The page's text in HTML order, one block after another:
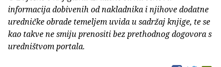
informacija dobivenih od nakladnika i njihove dodatne
uredničke obrade temeljem uvida u sadržaj knjige, te se
kao takve ne smiju prenositi bez prethodnog dogovora s
uredništvom portala.